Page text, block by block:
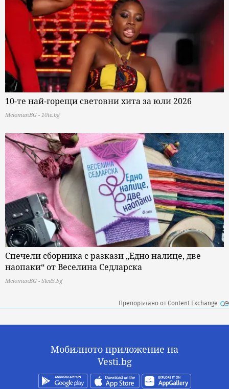
10-те най-горещи световни хита за юли 2026
MelomanBG - 10te.bg
Спечели сборника с разкази „Едно налице, две
наопаки“ от Веселина Седларска
MelomanBG - Sled5.bg
Препоръчано от Content Exchange
Мобилното приложение на
Vesti.bg